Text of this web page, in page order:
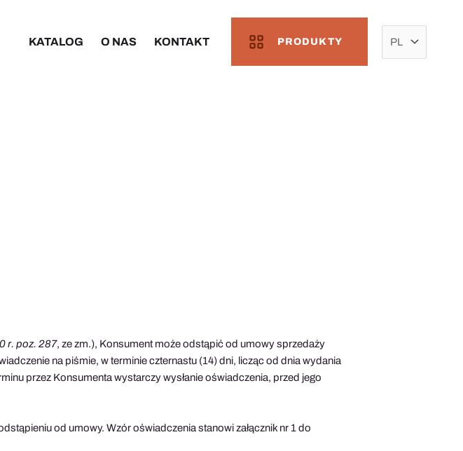
KATALOG O NAS KONTAKT PRODUKTY
język
r. poz. 287, ze zm.), Konsument może odstąpić od umowy sprzedaży
na piśmie, w terminie czternastu (14) dni, licząc od dnia wydania
przez Konsumenta wystarczy wysłanie oświadczenia, przed jego
od umowy. Wzór oświadczenia stanowi załącznik nr 1 do